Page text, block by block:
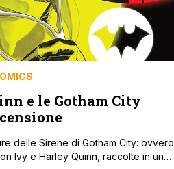
e le Gotham City
delle Sirene di Gotham City: ovvero
Ivy e Harley Quinn, raccolte in un